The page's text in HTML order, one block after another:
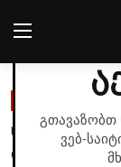
გთავაზობთ
Login
მთავარი
ხელისუფლების
ორგანიზატორს